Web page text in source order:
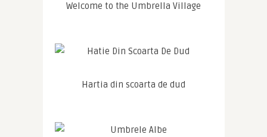
Welcome to the Umbrella Village
Hartia din scoarta de dud